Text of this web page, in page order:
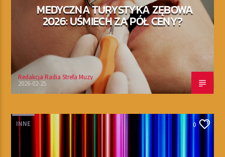
MEDYCZNA TURYSTYKA ZĘBOWA
2026: UŚMIECH ZA PÓŁ CENY?
Redakcja Radia Strefa Muzy
2026-02-25
INNE 0